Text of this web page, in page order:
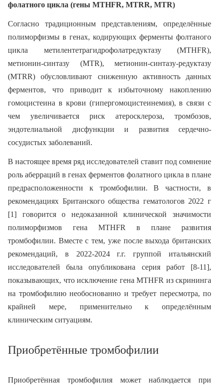
фолатного цикла (гены MTHFR, MTRR, MTR)
Согласно традиционным представлениям, определённые
полиморфизмы в генах, кодирующих ферменты фолтаного
цикла метилентетрагидрофолатредуктазу (MTHFR),
метионин-синтазу (MTR), метионин-синтазу-редуктазу
(MTRR) обусловливают сниженную активность данных
ферментов, что приводит к избыточному накоплению
гомоцистеина в крови (гипергомоцистеинемия), в связи с
чем увеличивается риск атеросклероза, тромбозов,
эндотелиальной дисфункции и развития сердечно-
сосудистых заболеваний.
В настоящее время ряд исследователей ставит под сомнение
роль аберраций в генах ферментов фолатного цикла в плане
предрасположенности к тромбофилии. В частности, в
рекомендациях Британского общества гематологов 2022 г
[1] говорится о недоказанной клинической значимости
полиморфизмов гена MTHFR в плане развития
тромбофилии. Вместе с тем, уже после выхода британских
рекомендаций, в 2022-2024 г.г. группой итальянский
исследователей была опубликована серия работ [8-11],
показывающих, что исключение гена MTHFR из скрининга
на тромбофилию необоснованно и требует пересмотра, по
крайней мере, применительно к определённым
клиническим ситуациям.
Приобретённые тромбофилии
Приобретённая тромбофилия может наблюдается при